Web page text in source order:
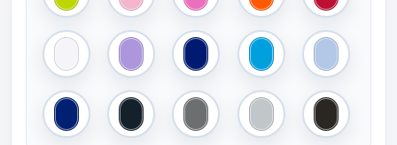
White Light Purple True Blue Aqua Blue Light Blue
French NavyGraphite Anthracite GreyLight Grey Black